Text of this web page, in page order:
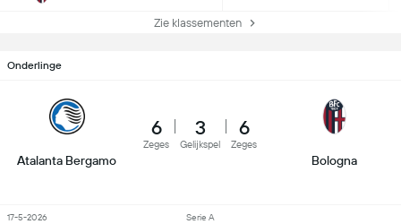
Zie klassementen
Onderlinge
Atalanta Bergamo
6
Zeges
3
Gelijkspel
6
Zeges
Bologna
Serie A
17-5-2026